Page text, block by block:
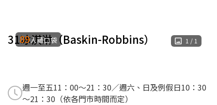
31冰淇淋（Baskin-Robbins） 1 / 1
89人藏口袋
週一至五11：00～21：30／週六、日及例假日10：30
～21：30（依各門市時間而定）